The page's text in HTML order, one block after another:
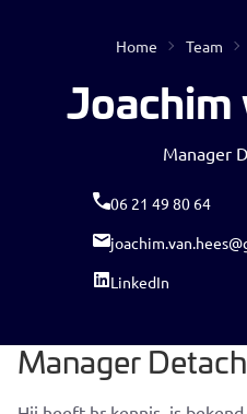
Geen
Home Team
Joachim
Manager
06 21 49 80 64
LinkedIn
Manager